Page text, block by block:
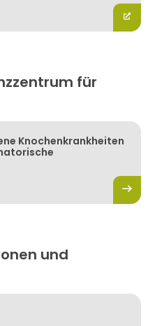
für
Knochenkrankheiten
und